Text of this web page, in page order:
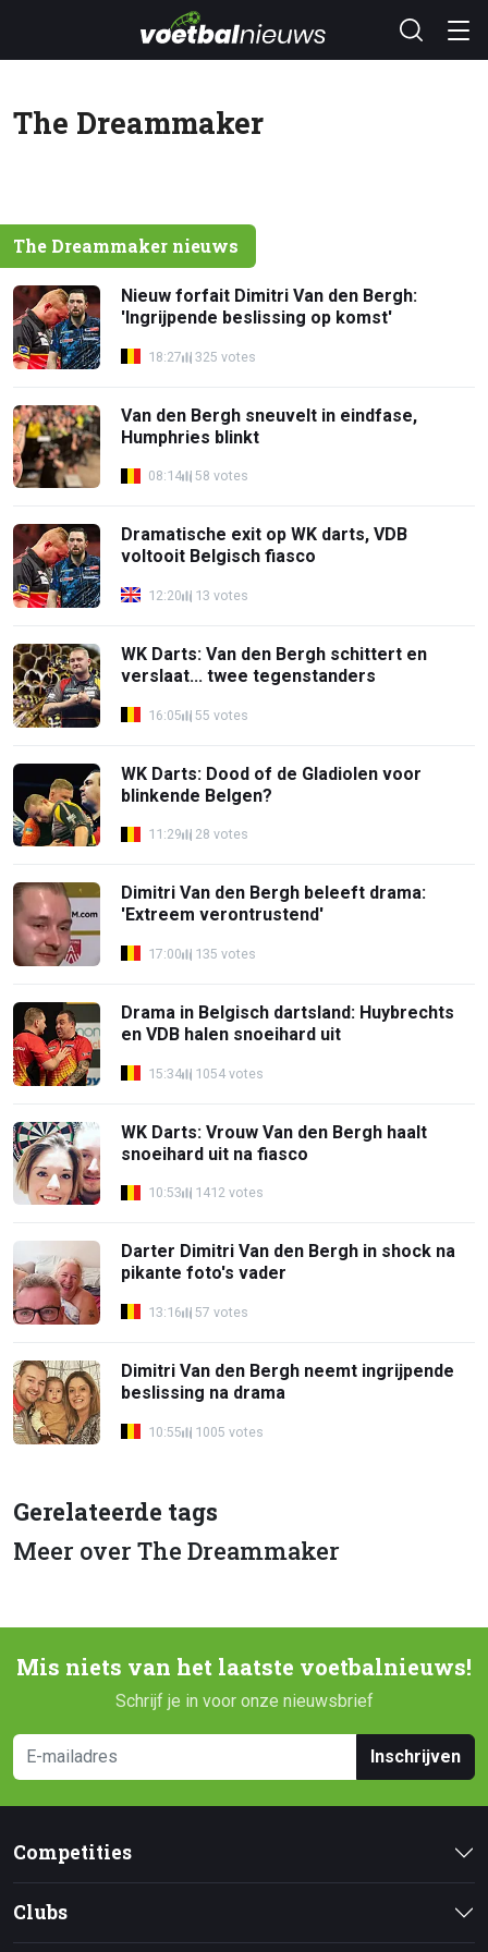
The Dreammaker
The Dreammaker nieuws
Nieuw forfait Dimitri Van den Bergh:
'Ingrijpende beslissing op komst'
18:27 325 votes
Van den Bergh sneuvelt in eindfase,
Humphries blinkt
08:14 58 votes
Dramatische exit op WK darts, VDB
voltooit Belgisch fiasco
12:20 13 votes
WK Darts: Van den Bergh schittert en
verslaat... twee tegenstanders
16:05 55 votes
WK Darts: Dood of de Gladiolen voor
blinkende Belgen?
11:29 28 votes
Dimitri Van den Bergh beleeft drama:
'Extreem verontrustend'
17:00 135 votes
Drama in Belgisch dartsland: Huybrechts
en VDB halen snoeihard uit
15:34 1054 votes
WK Darts: Vrouw Van den Bergh haalt
snoeihard uit na fiasco
10:53 1412 votes
Darter Dimitri Van den Bergh in shock na
pikante foto's vader
13:16 57 votes
Dimitri Van den Bergh neemt ingrijpende
beslissing na drama
10:55 1005 votes
Gerelateerde tags
Meer over The Dreammaker
Mis niets van het laatste voetbalnieuws!
Schrijf je in voor onze nieuwsbrief
Inschrijven
Competities
Clubs